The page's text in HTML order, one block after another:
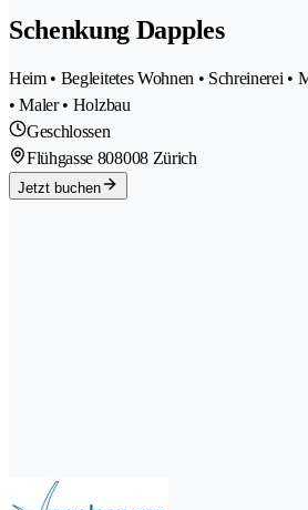
Schenkung Dapples
Heim • Begleitetes Wohnen • Schreinerei •
• Maler • Holzbau
Geschlossen
Flühgasse 808008 Zürich
Jetzt buchen